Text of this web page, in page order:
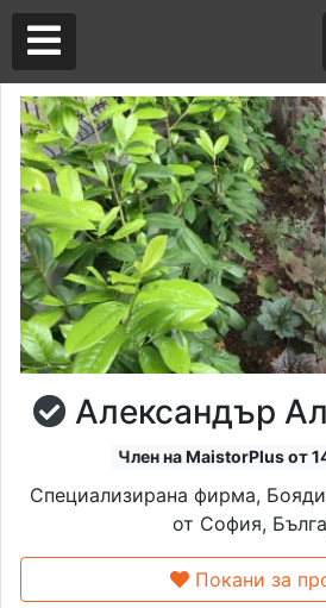
Александър
Член на MaistorPlus от
Специализирана фирма,
от София,
Покани за
Аз съм майстор
Търся майстор